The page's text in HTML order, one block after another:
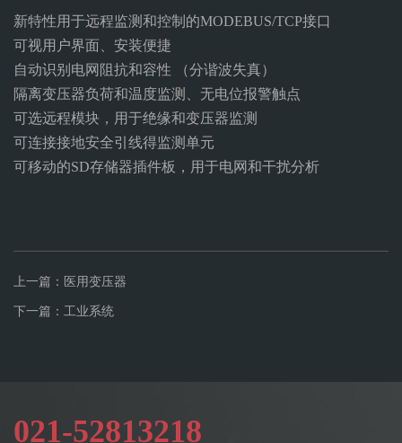
新特性用于远程监测和控制的MODEBUS/TCP接口
可视用户界面、安装便捷
自动识别电网阻抗和容性 （分谐波失真）
隔离变压器负荷和温度监测、无电位报警触点
可选远程模块，用于绝缘和变压器监测
可连接接地安全引线得监测单元
可移动的SD存储器插件板，用于电网和干扰分析
上一篇：医用变压器
下一篇：工业系统
021-52813218